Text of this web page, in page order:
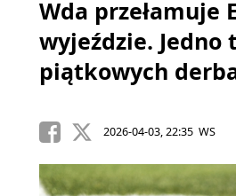
Wda przełamuje
wyjeździe.
piątkowych
2026-04-03, 22:35 WS